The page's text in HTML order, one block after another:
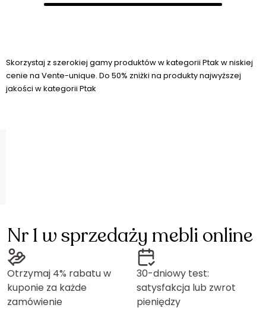
Skorzystaj z szerokiej gamy produktów w kategorii Ptak w niskiej
cenie na Vente-unique. Do 50% zniżki na produkty najwyższej
jakości w kategorii Ptak
Nr 1 w sprzedaży mebli online
Otrzymaj 4% rabatu w
kuponie za każde
zamówienie
30-dniowy test:
satysfakcja lub zwrot
pieniędzy